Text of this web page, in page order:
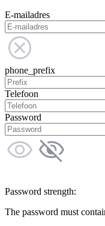
E-mailadres
phone_prefix
Telefoon
Password
Password strength:
The password must